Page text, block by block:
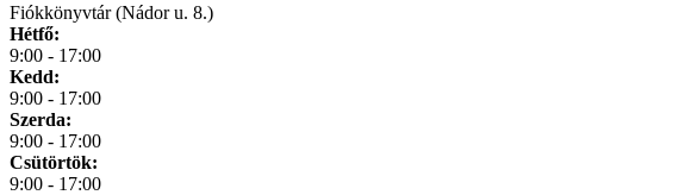
Fiókkönyvtár (Nádor u. 8.)
Hétfő:
9:00 - 17:00
Kedd:
9:00 - 17:00
Szerda:
9:00 - 17:00
Csütörtök:
9:00 - 17:00